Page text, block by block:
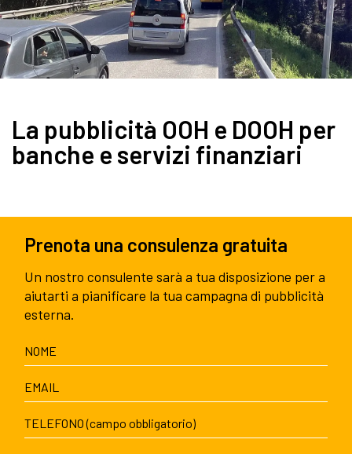
La pubblicità OOH e DOOH per
banche e servizi finanziari
Prenota una consulenza gratuita
Un nostro consulente sarà a tua disposizione per a
aiutarti a pianificare la tua campagna di pubblicità
esterna.